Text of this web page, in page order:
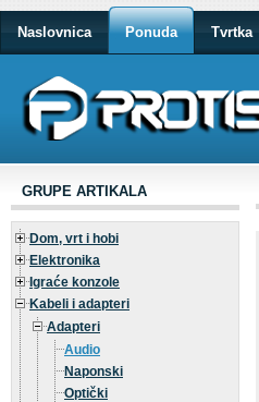
Naslovnica Ponuda Tvrtka
GRUPE ARTIKALA
Dom, vrt i hobi
Elektronika
Igraće konzole
Kabeli i adapteri
Adapteri
Audio
Naponski
Optički